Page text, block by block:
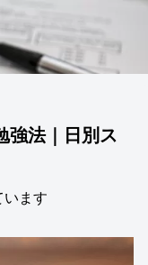
強法｜日別ス
います